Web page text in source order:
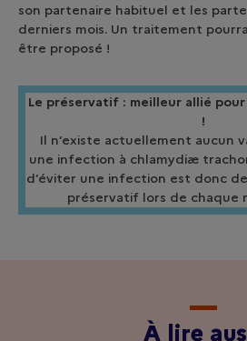
son partenaire habituel et les
derniers mois. Un traitement
être proposé !
Le préservatif : meilleur allié
!
Il n’existe actuellement aucun
une infection à chlamydiæ
d’éviter une infection est donc
préservatif lors de chaque
À lire